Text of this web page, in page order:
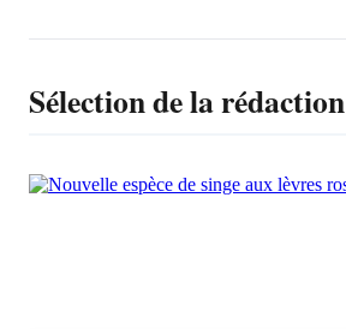
Sélection de la rédaction